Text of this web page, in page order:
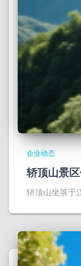
企业动态
轿顶山景
轿顶山坐落于